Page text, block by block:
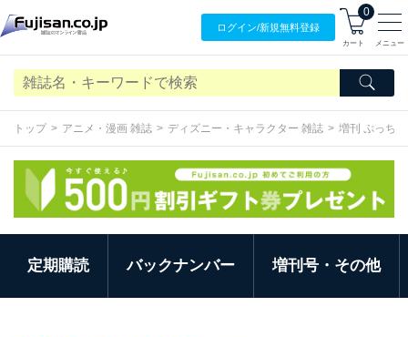
ログイン/新規無料登録
0
カート メニュー
トップ アニメ・漫画 雑誌 ディズニー・キャラクター 雑誌 増刊 ぷっち
定期購読 バックナンバー 増刊号・その他